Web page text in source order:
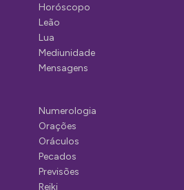
Horóscopo
Leão
Lua
Mediunidade
Mensagens
Numerologia
Orações
Oráculos
Pecados
Previsões
Reiki